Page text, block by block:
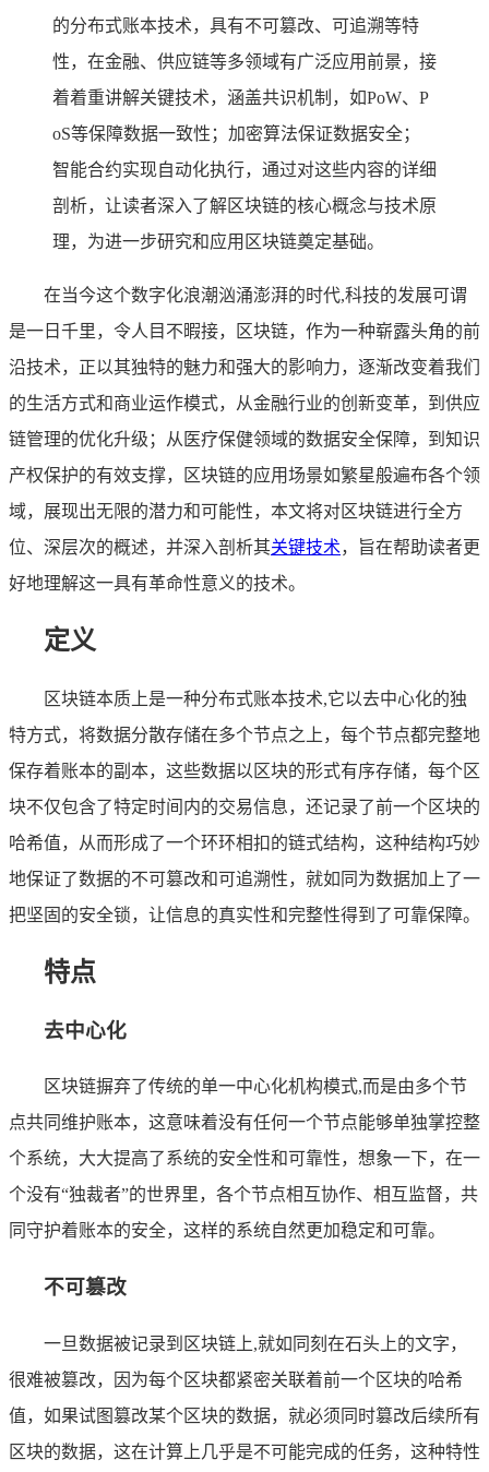
的分布式账本技术，具有不可篡改、可追溯等特
性，在金融、供应链等多领域有广泛应用前景，接
着着重讲解关键技术，涵盖共识机制，如PoW、P
oS等保障数据一致性；加密算法保证数据安全；
智能合约实现自动化执行，通过对这些内容的详细
剖析，让读者深入了解区块链的核心概念与技术原
理，为进一步研究和应用区块链奠定基础。
在当今这个数字化浪潮汹涌澎湃的时代,科技的发展可谓
是一日千里，令人目不暇接，区块链，作为一种崭露头角的前
沿技术，正以其独特的魅力和强大的影响力，逐渐改变着我们
的生活方式和商业运作模式，从金融行业的创新变革，到供应
链管理的优化升级；从医疗保健领域的数据安全保障，到知识
产权保护的有效支撑，区块链的应用场景如繁星般遍布各个领
域，展现出无限的潜力和可能性，本文将对区块链进行全方
位、深层次的概述，并深入剖析其关键技术，旨在帮助读者更
好地理解这一具有革命性意义的技术。
定义
区块链本质上是一种分布式账本技术,它以去中心化的独
特方式，将数据分散存储在多个节点之上，每个节点都完整地
保存着账本的副本，这些数据以区块的形式有序存储，每个区
块不仅包含了特定时间内的交易信息，还记录了前一个区块的
哈希值，从而形成了一个环环相扣的链式结构，这种结构巧妙
地保证了数据的不可篡改和可追溯性，就如同为数据加上了一
把坚固的安全锁，让信息的真实性和完整性得到了可靠保障。
特点
去中心化
区块链摒弃了传统的单一中心化机构模式,而是由多个节
点共同维护账本，这意味着没有任何一个节点能够单独掌控整
个系统，大大提高了系统的安全性和可靠性，想象一下，在一
个没有“独裁者”的世界里，各个节点相互协作、相互监督，共
同守护着账本的安全，这样的系统自然更加稳定和可靠。
不可篡改
一旦数据被记录到区块链上,就如同刻在石头上的文字，
很难被篡改，因为每个区块都紧密关联着前一个区块的哈希
值，如果试图篡改某个区块的数据，就必须同时篡改后续所有
区块的数据，这在计算上几乎是不可能完成的任务，这种特性